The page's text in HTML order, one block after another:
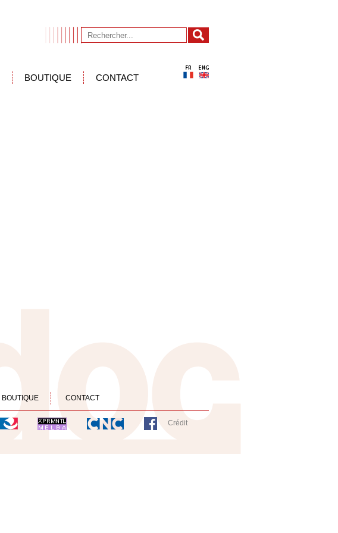
BOUTIQUE CONTACT
BOUTIQUE CONTACT
Crédit